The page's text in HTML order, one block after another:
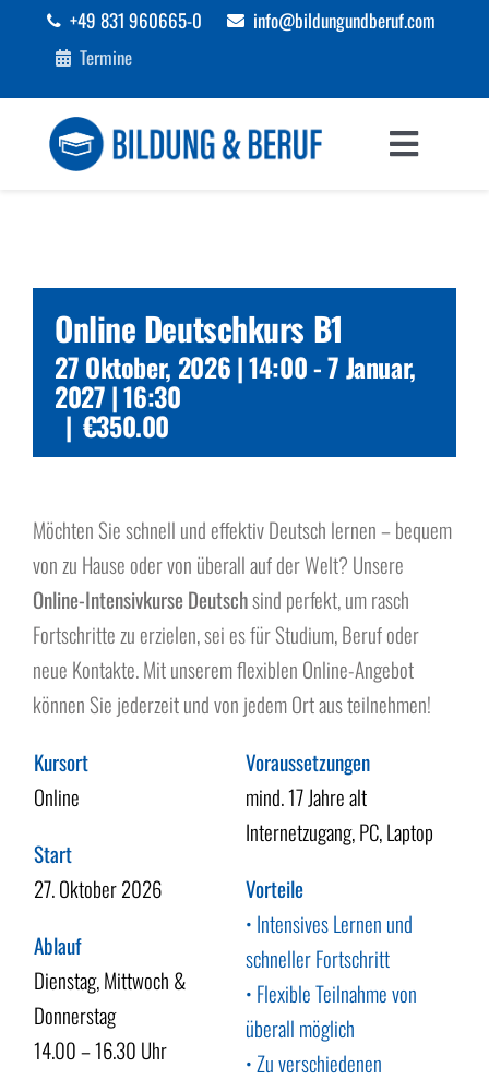
+49 831 960665-0
info@bildungundberuf.com
Termine
Toggle
Bildung
Beruf
Online Deutschkurs B1
27 Oktober, 2026 | 14:00-7 Januar,
2027 | 16:30
| €350.00
Möchten Sie schnell und effektiv Deutsch lernen – bequem
von zu Hause oder von überall auf der Welt? Unsere
Online-Intensivkurse Deutschsind perfekt, um rasch
Fortschritte zu erzielen, sei es für Studium, Beruf oder
neue Kontakte. Mit unserem flexiblen Online-Angebot
können Sie jederzeit und von jedem Ort aus teilnehmen!
Kursort
Online
Start
27. Oktober 2026
Ablauf
Dienstag, Mittwoch &
Donnerstag
14.00 – 16.30 Uhr
Voraussetzungen
mind. 17 Jahre alt
Internetzugang, PC, Laptop
Vorteile
• Intensives Lernen und
schneller Fortschritt
• Flexible Teilnahme von
überall möglich
• Zu verschiedenen